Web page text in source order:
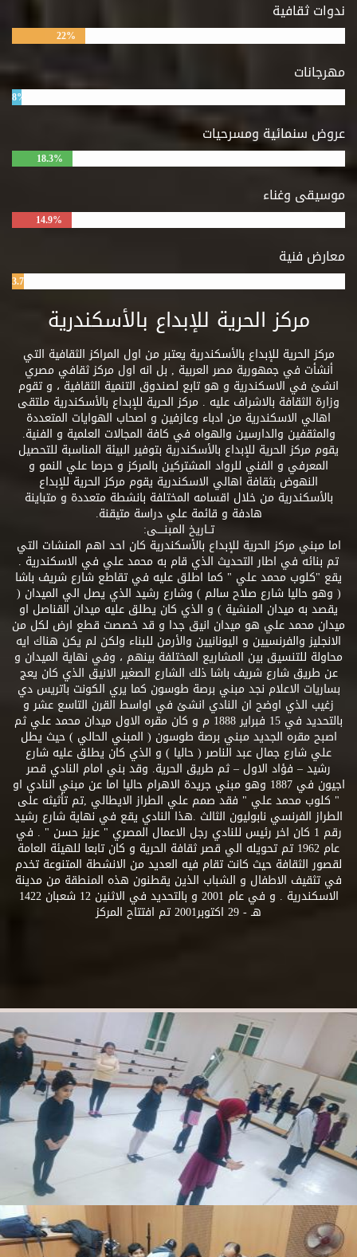
ندوات ثقافية
22%
مهرجانات
8%
عروض سنمائية ومسرحيات
18.3%
موسيقى وغناء
14.9%
معارض فنية
3.7%
مركز الحرية للإبداع بالأسكندرية
مركز الحرية للإبداع بالأسكندرية يعتبر من اول المراكز الثقافية التي
أنشأت في جمهورية مصر العربية , بل انه اول مركز ثقافي مصري
انشئ في الاسكندرية و هو تابع لصندوق التنمية الثقافية ، و تقوم
وزارة الثقافة بالاشراف عليه . مركز الحرية للإبداع بالأسكندرية ملتقى
اهالي الاسكندرية من ادباء وعازفين و اصحاب الهوايات المتعددة
والمثقفين والدارسين والهواه في كافة المجالات العلمية و الفنية.
يقوم مركز الحرية للإبداع بالأسكندرية بتوفير البيئة المناسبة للتحصيل
المعرفي و الفني للرواد المشتركين بالمركز و حرصا علي النمو و
النهوض بثقافة اهالي الاسكندرية يقوم مركز الحرية للإبداع
بالأسكندرية من خلال اقسامه المختلفة بانشطة متعددة و متباينة
هادفة و قائمة علي دراسة متيقنة.
تــاريخ المبنــــى:
اما مبني مركز الحرية للإبداع بالأسكندرية كان احد اهم المنشات التي
تم بنائه في اطار التحديث الذي قام به محمد علي في الاسكندرية .
يقع "كلوب محمد علي " كما اطلق عليه في تقاطع شارع شريف باشا
( وهو حاليا شارع صلاح سالم ) وشارع رشيد الذي يصل الي الميدان (
يقصد به ميدان المنشية ) و الذي كان يطلق عليه ميدان القناصل او
ميدان محمد علي هو ميدان انيق جدا و قد خصصت قطع ارض لكل من
الانجليز والفرنسيين و اليونانيين والأرمن للبناء ولكن لم يكن هناك ايه
محاولة للتنسيق بين المشاريع المختلفة بينهم ، وفي نهاية الميدان و
عن طريق شارع شريف باشا ذلك الشارع الصغير الانيق الذي كان يعج
بساريات الاعلام نجد مبني برصة طوسون كما يري الكونت باتريس دي
زغيب الذي اوضح ان النادي انشئ في اواسط القرن التاسع عشر و
بالتحديد في 15 فبراير 1888 م و كان مقره الاول ميدان محمد علي ثم
اصبح مقره الجديد مبني برصة طوسون ( المبني الحالي ) حيث يطل
علي شارع جمال عبد الناصر ( حاليا ) و الذي كان يطلق عليه شارع
رشيد – فؤاد الاول – ثم طريق الحرية. وقد بني امام النادي قصر
اجيون في 1887 وهو مبني جريدة الاهرام حاليا اما عن مبني النادي او
" كلوب محمد علي " فقد صمم علي الطراز الايطالي ,تم تأثيثه على
الطراز الفرنسي نابوليون الثالث .هذا النادي يقع في نهاية شارع رشيد
رقم 1 كان اخر رئيس للنادي رجل الاعمال المصري " عزيز حسن " . في
عام 1962 تم تحويله الي قصر ثقافة الحرية و كان تابعا للهيئة العامة
لقصور الثقافة حيث كانت تقام فيه العديد من الانشطة المتنوعة تخدم
في تثقيف الاطفال و الشباب الذين يقطنون هذه المنطقة من مدينة
الاسكندرية . و في عام 2001 و بالتحديد في الاثنين 12 شعبان 1422
هـ - 29 اكتوبر2001 تم افتتاح المركز